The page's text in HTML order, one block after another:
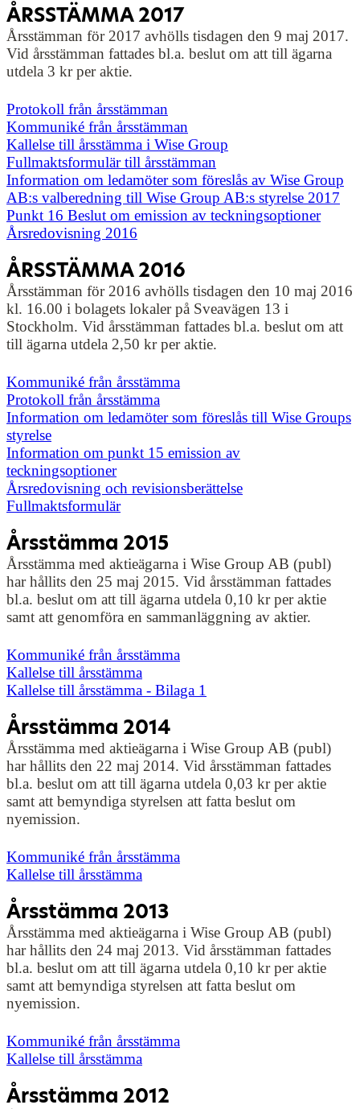
ÅRSSTÄMMA 2017
Årsstämman för 2017 avhölls tisdagen den 9 maj 2017.
Vid årsstämman fattades bl.a. beslut om att till ägarna
utdela 3 kr per aktie.
Protokoll från årsstämman
Kommuniké från årsstämman
Kallelse till årsstämma i Wise Group
Fullmaktsformulär till årsstämman
Information om ledamöter som föreslås av Wise Group
AB:s valberedning till Wise Group AB:s styrelse 2017
Punkt 16 Beslut om emission av teckningsoptioner
Årsredovisning 2016
ÅRSSTÄMMA 2016
Årsstämman för 2016 avhölls tisdagen den 10 maj 2016
kl. 16.00 i bolagets lokaler på Sveavägen 13 i
Stockholm. Vid årsstämman fattades bl.a. beslut om att
till ägarna utdela 2,50 kr per aktie.
Kommuniké från årsstämma
Protokoll från årsstämma
Information om ledamöter som föreslås till Wise Groups
styrelse
Information om punkt 15 emission av
teckningsoptioner
Årsredovisning och revisionsberättelse
Fullmaktsformulär
Årsstämma 2015
Årsstämma med aktieägarna i Wise Group AB (publ)
har hållits den 25 maj 2015. Vid årsstämman fattades
bl.a. beslut om att till ägarna utdela 0,10 kr per aktie
samt att genomföra en sammanläggning av aktier.
Kommuniké från årsstämma
Kallelse till årsstämma
Kallelse till årsstämma - Bilaga 1
Årsstämma 2014
Årsstämma med aktieägarna i Wise Group AB (publ)
har hållits den 22 maj 2014. Vid årsstämman fattades
bl.a. beslut om att till ägarna utdela 0,03 kr per aktie
samt att bemyndiga styrelsen att fatta beslut om
nyemission.
Kommuniké från årsstämma
Kallelse till årsstämma
Årsstämma 2013
Årsstämma med aktieägarna i Wise Group AB (publ)
har hållits den 24 maj 2013. Vid årsstämman fattades
bl.a. beslut om att till ägarna utdela 0,10 kr per aktie
samt att bemyndiga styrelsen att fatta beslut om
nyemission.
Kommuniké från årsstämma
Kallelse till årsstämma
Årsstämma 2012